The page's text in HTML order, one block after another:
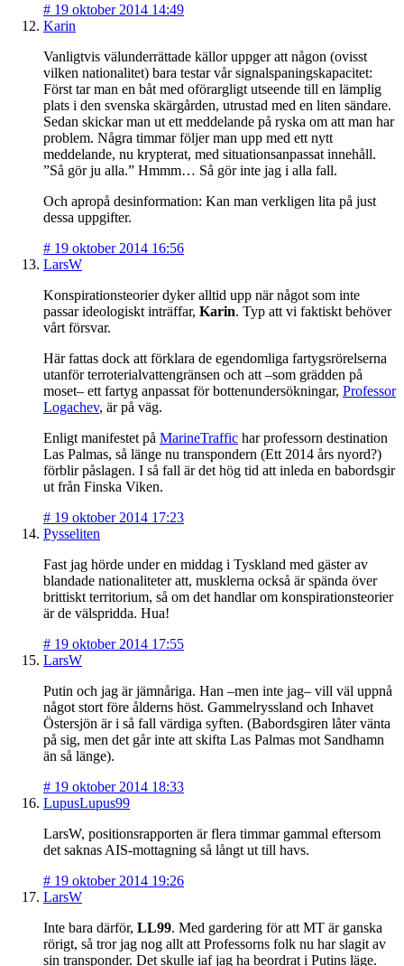
# 19 oktober 2014 14:49
Karin
Vanligtvis välunderrättade källor uppger att någon (ovisst
vilken nationalitet) bara testar vår signalspaningskapacitet:
Först tar man en båt med oförargligt utseende till en lämplig
plats i den svenska skärgården, utrustad med en liten sändare.
Sedan skickar man ut ett meddelande på ryska om att man har
problem. Några timmar följer man upp med ett nytt
meddelande, nu krypterat, med situationsanpassat innehåll.
”Så gör ju alla.” Hmmm… Så gör inte jag i alla fall.
Och apropå desinformation: Kan man verkligen lita på just
dessa uppgifter.
# 19 oktober 2014 16:56
LarsW
Konspirationsteorier dyker alltid upp när något som inte
passar ideologiskt inträffar, Karin. Typ att vi faktiskt behöver
vårt försvar.
Här fattas dock att förklara de egendomliga fartygsrörelserna
utanför terroterialvattengränsen och att –som grädden på
moset– ett fartyg anpassat för bottenundersökningar, Professor
Logachev, är på väg.
Enligt manifestet på MarineTraffic har professorn destination
Las Palmas, så länge nu transpondern (Ett 2014 års nyord?)
förblir påslagen. I så fall är det hög tid att inleda en babordsgir
ut från Finska Viken.
# 19 oktober 2014 17:23
Pysseliten
Fast jag hörde under en middag i Tyskland med gäster av
blandade nationaliteter att, musklerna också är spända över
brittiskt territorium, så om det handlar om konspirationsteorier
är de välspridda. Hua!
# 19 oktober 2014 17:55
LarsW
Putin och jag är jämnåriga. Han –men inte jag– vill väl uppnå
något stort före ålderns höst. Gammelryssland och Inhavet
Östersjön är i så fall värdiga syften. (Babordsgiren låter vänta
på sig, men det går inte att skifta Las Palmas mot Sandhamn
än så länge).
# 19 oktober 2014 18:33
LupusLupus99
LarsW, positionsrapporten är flera timmar gammal eftersom
det saknas AIS-mottagning så långt ut till havs.
# 19 oktober 2014 19:26
LarsW
Inte bara därför, LL99. Med gardering för att MT är ganska
rörigt, så tror jag nog allt att Professorns folk nu har slagit av
sin transponder. Det skulle iaf jag ha beordrat i Putins läge.